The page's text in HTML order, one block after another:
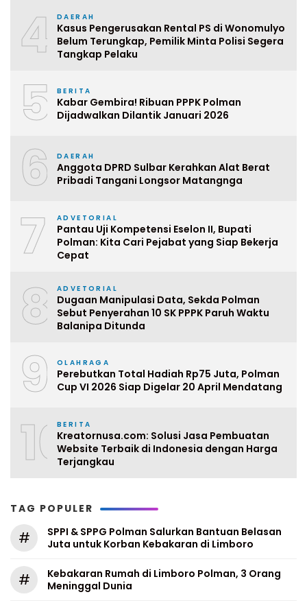
4 DAERAH
Kasus Pengerusakan Rental PS di Wonomulyo
Belum Terungkap, Pemilik Minta Polisi Segera
Tangkap Pelaku
5 BERITA
Kabar Gembira! Ribuan PPPK Polman
Dijadwalkan Dilantik Januari 2026
6 DAERAH
Anggota DPRD Sulbar Kerahkan Alat Berat
Pribadi Tangani Longsor Matangnga
7 ADVETORIAL
Pantau Uji Kompetensi Eselon II, Bupati
Polman: Kita Cari Pejabat yang Siap Bekerja
Cepat
8 ADVETORIAL
Dugaan Manipulasi Data, Sekda Polman
Sebut Penyerahan 10 SK PPPK Paruh Waktu
Balanipa Ditunda
9 OLAHRAGA
Perebutkan Total Hadiah Rp75 Juta, Polman
Cup VI 2026 Siap Digelar 20 April Mendatang
10BERITA
Kreatornusa.com: Solusi Jasa Pembuatan
Website Terbaik di Indonesia dengan Harga
Terjangkau
TAG POPULER
#
SPPI & SPPG Polman Salurkan Bantuan Belasan
Juta untuk Korban Kebakaran di Limboro
#
Kebakaran Rumah di Limboro Polman, 3 Orang
Meninggal Dunia